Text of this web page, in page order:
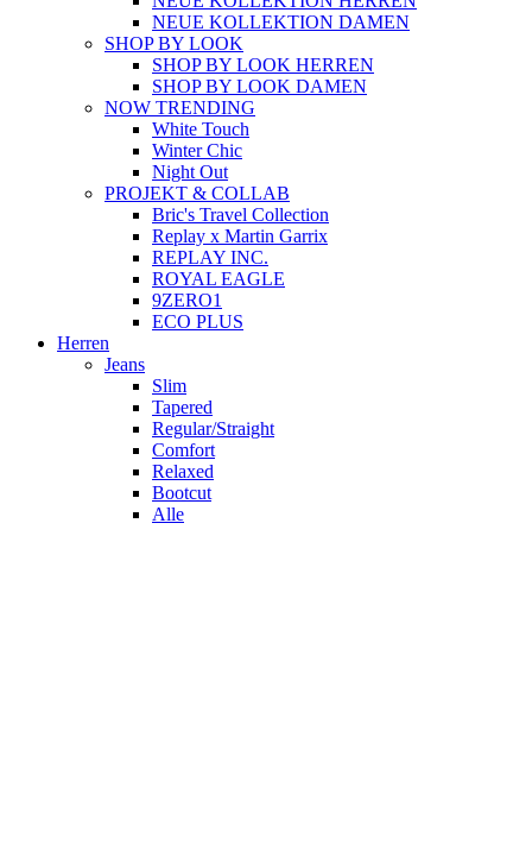
NEUE KOLLEKTION DAMEN
SHOP BY LOOK
SHOP BY LOOK HERREN
SHOP BY LOOK DAMEN
NOW TRENDING
White Touch
Winter Chic
Night Out
PROJEKT & COLLAB
Bric's Travel Collection
Replay x Martin Garrix
REPLAY INC.
ROYAL EAGLE
9ZERO1
ECO PLUS
Herren
Jeans
Slim
Tapered
Regular/Straight
Comfort
Relaxed
Bootcut
Alle